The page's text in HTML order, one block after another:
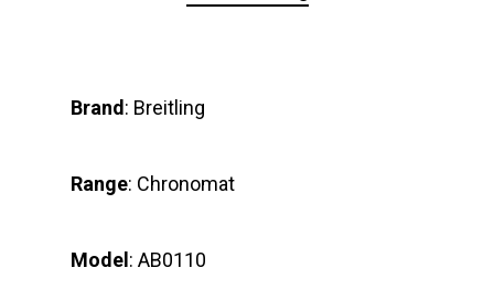
Brand: Breitling
Range: Chronomat
Model: AB0110